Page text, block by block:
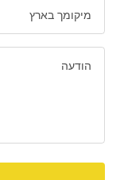
מיקומך בארץ
הודעה